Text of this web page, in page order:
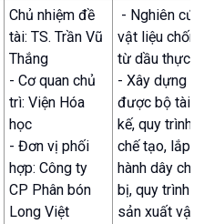
Chủ nhiệm đề
tài: TS. Trần Vũ
Thắng
- Cơ quan chủ
trì: Viện Hóa
học
- Đơn vị phối
hợp: Công ty
CP Phân bón
Long Việt
- Nghiên
vật liệu
từ dầu thực
- Xây dựng
được bộ tài
kế, quy trình
chế tạo, lắp
hành dây
bị, quy trình
sản xuất vật